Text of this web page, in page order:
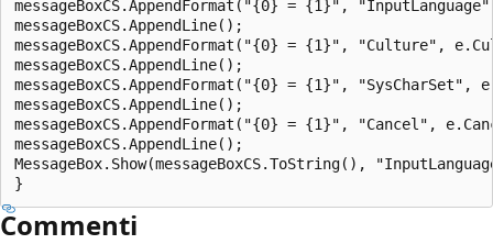
messageBoxCS.AppendFormat("{0} = {1}",
messageBoxCS.AppendLine();
messageBoxCS.AppendFormat("{0} = {1}", "Culture",
messageBoxCS.AppendLine();
messageBoxCS.AppendFormat("{0} = {1}", "SysCharSet",
messageBoxCS.AppendLine();
messageBoxCS.AppendFormat("{0} = {1}", "Cancel",
messageBoxCS.AppendLine();
MessageBox.Show(messageBoxCS.ToString(),
Commenti